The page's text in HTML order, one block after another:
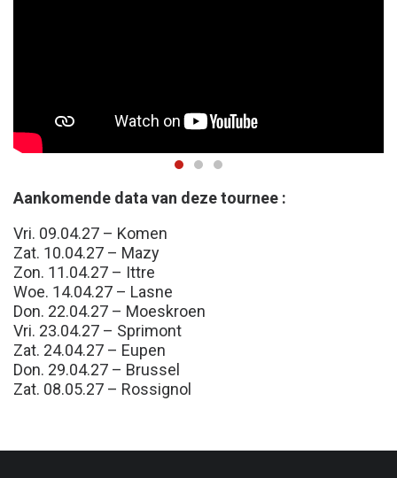
Aankomende data van deze tournee :
Vri. 09.04.27 – Komen
Zat. 10.04.27 – Mazy
Zon. 11.04.27 – Ittre
Woe. 14.04.27 – Lasne
Don. 22.04.27 – Moeskroen
Vri. 23.04.27 – Sprimont
Zat. 24.04.27 – Eupen
Don. 29.04.27 – Brussel
Zat. 08.05.27 – Rossignol